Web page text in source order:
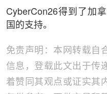
CyberCon26得到了加
国的支持。
免责声明：本网转载自
信息，登载此文出于传
着赞同其观点或证实其